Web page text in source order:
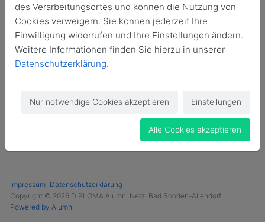
Impressum Datenschutzerklärung
Copyright © 2026 DIPLOMA Alumni Netz, Bad Sooden-Allendorf
Powered by Alumnii
des Verarbeitungsortes und können die Nutzung von
Cookies verweigern. Sie können jederzeit Ihre
Einwilligung widerrufen und Ihre Einstellungen ändern.
Weitere Informationen finden Sie hierzu in unserer
Datenschutzerklärung.
Nur notwendige Cookies akzeptieren Einstellungen
Alle Cookies akzeptieren